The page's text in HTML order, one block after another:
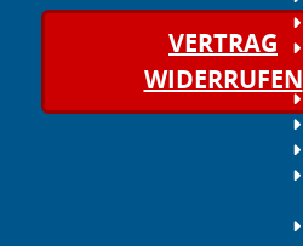
VERTRAG
WIDERRUFEN